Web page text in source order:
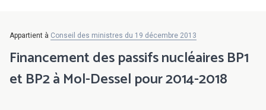
Appartient à Conseil des ministres du 19 décembre 2013
Financement des passifs nucléaires BP1
et BP2 à Mol-Dessel pour 2014-2018